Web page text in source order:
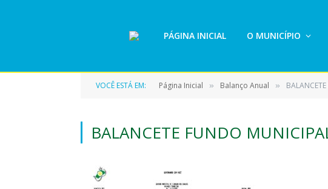
PÁGINA INICIAL O MUNICÍPIO
VOCÊ ESTÁ EM: Página Inicial » Balanço Anual »
BALANCETE FUNDO